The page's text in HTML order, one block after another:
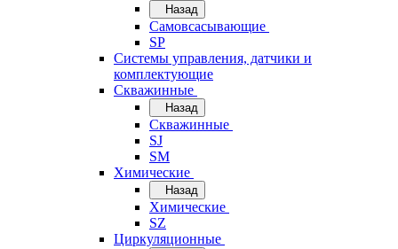
Назад
Самовсасывающие
SP
Системы управления, датчики и
комплектующие
Скважинные
Назад
Скважинные
SJ
SM
Химические
Назад
Химические
SZ
Циркуляционные